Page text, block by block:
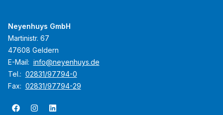
Neyenhuys GmbH
Martinistr. 67
47608 Geldern
E-Mail: info@neyenhuys.de
Tel.: 02831/97794-0
Fax: 02831/97794-29